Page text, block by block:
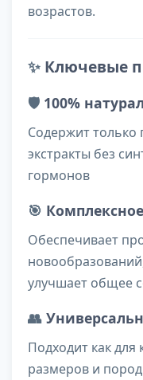
возрастов.
✨ Ключевые
🛡️ 100%
Содержит только
экстракты без
гормонов
🎯
Обеспечивает
улучшает общее
👥
Подходит как
размеров и пород